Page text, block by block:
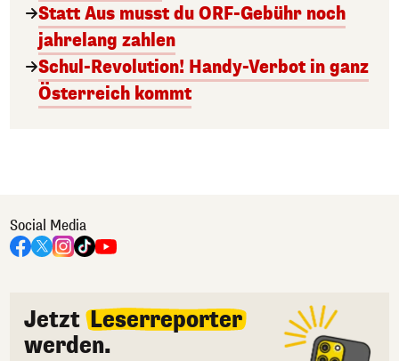
Statt Aus musst du ORF-Gebühr noch
jahrelang zahlen
Schul-Revolution! Handy-Verbot in ganz
Österreich kommt
Social Media
Jetzt Leserreporter
werden.